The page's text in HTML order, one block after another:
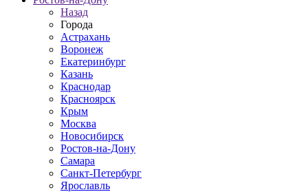
Назад
Города
Астрахань
Воронеж
Екатеринбург
Казань
Краснодар
Красноярск
Крым
Москва
Новосибирск
Ростов-на-Дону
Самара
Санкт-Петербург
Ярославль